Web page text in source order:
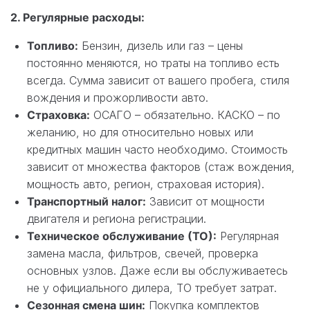
2. Регулярные расходы:
Топливо: Бензин, дизель или газ – цены
постоянно меняются, но траты на топливо есть
всегда. Сумма зависит от вашего пробега, стиля
вождения и прожорливости авто.
Страховка: ОСАГО – обязательно. КАСКО – по
желанию, но для относительно новых или
кредитных машин часто необходимо. Стоимость
зависит от множества факторов (стаж вождения,
мощность авто, регион, страховая история).
Транспортный налог: Зависит от мощности
двигателя и региона регистрации.
Техническое обслуживание (ТО): Регулярная
замена масла, фильтров, свечей, проверка
основных узлов. Даже если вы обслуживаетесь
не у официального дилера, ТО требует затрат.
Сезонная смена шин: Покупка комплектов